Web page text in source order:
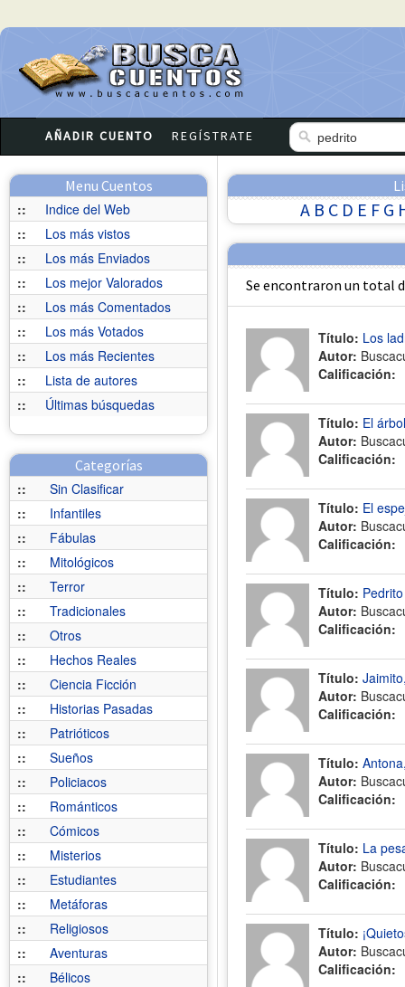
AÑADIR CUENTO REGÍSTRATE
Menu Cuentos
::
Indice del Web
::
Los más vistos
::
Los más Enviados
::
Los mejor Valorados
::
Los más Comentados
::
Los más Votados
::
Los más Recientes
::
Lista de autores
::
Últimas búsquedas
Categorías
::
Sin Clasificar
::
Infantiles
::
Fábulas
::
Mitológicos
::
Terror
::
Tradicionales
::
Otros
::
Hechos Reales
::
Ciencia Ficción
::
Historias Pasadas
::
Patrióticos
::
Sueños
::
Policiacos
::
Románticos
::
Cómicos
::
Misterios
::
Estudiantes
::
Metáforas
::
Religiosos
::
Aventuras
::
Bélicos
A B C D E F G
Se encontraron un total
Título: Los
Autor:
Calificación:
Título: El
Autor:
Calificación:
Título: El
Autor:
Calificación:
Título:
Autor:
Calificación:
Título:
Autor:
Calificación:
Título:
Autor:
Calificación:
Título: La
Autor:
Calificación:
Título:
Autor:
Calificación: